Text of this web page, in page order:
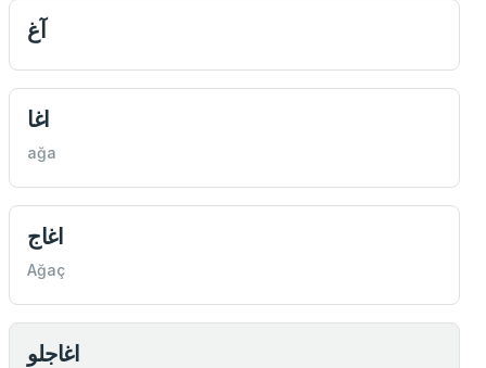
آغ
اغا
ağa
اغاج
Ağaç
اغاجلو